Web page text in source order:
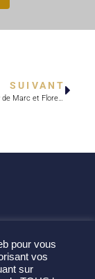
SUIVANT
Synode. Interview de Marc et Florence de Leyritz « L’évangélisation est aussi un processus intérieur »
pour vous
vos
sur